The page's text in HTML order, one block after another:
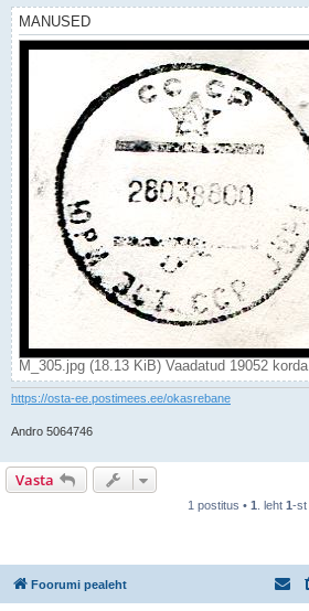
u
s
MANUSED
M_305.jpg (18.13 KiB) Vaadatud 19052 korda
https://osta-ee.postimees.ee/okasrebane
Andro 5064746
Vasta
1 postitus • 1 . leht 1 -st
Foorumi pealeht